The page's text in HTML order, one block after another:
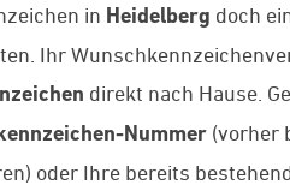
in Heidelberg doch
Ihr
direkt nach Hause.
Nummer (vorher
oder Ihre bereits